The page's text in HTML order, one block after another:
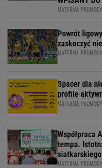
MATERIAŁ
Powrót
zaskoczyć
MATERIAŁ
Spacer dla
profile
MATERIAŁ
Współpraca
tempa.
MATERIAŁ